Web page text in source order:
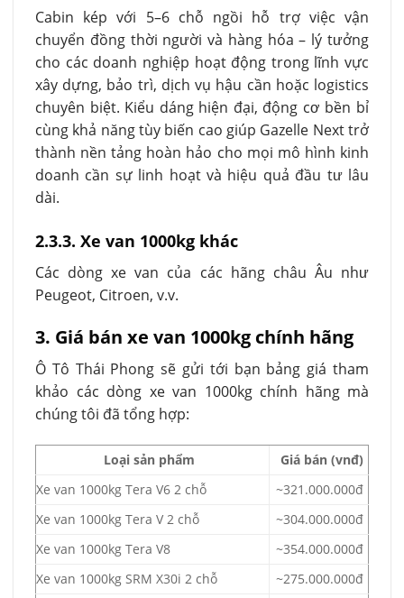
Cabin kép với 5–6 chỗ ngồi hỗ trợ việc vận
chuyển đồng thời người và hàng hóa – lý tưởng
cho các doanh nghiệp hoạt động trong lĩnh vực
xây dựng, bảo trì, dịch vụ hậu cần hoặc logistics
chuyên biệt. Kiểu dáng hiện đại, động cơ bền bỉ
cùng khả năng tùy biến cao giúp Gazelle Next trở
thành nền tảng hoàn hảo cho mọi mô hình kinh
doanh cần sự linh hoạt và hiệu quả đầu tư lâu
dài.
2.3.3. Xe van 1000kg khác
Các dòng xe van của các hãng châu Âu như
Peugeot, Citroen, v.v.
3. Giá bán xe van 1000kg chính hãng
Ô Tô Thái Phong sẽ gửi tới bạn bảng giá tham
khảo các dòng xe van 1000kg chính hãng mà
chúng tôi đã tổng hợp:
Loại sản phẩm
Giá bán (vnđ)
Xe van 1000kg Tera V6 2 chỗ
~321.000.000đ
Xe van 1000kg Tera V 2 chỗ
~304.000.000đ
Xe van 1000kg Tera V8
~354.000.000đ
Xe van 1000kg SRM X30i 2 chỗ
~275.000.000đ